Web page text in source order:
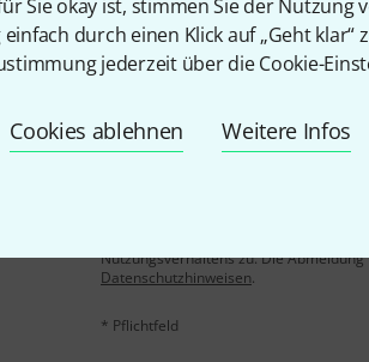
Sie okay ist, stimmen Sie der Nutzung
durch einen Klick auf „Geht klar“
jederzeit über die Cookie-
Cookies ablehnen Weitere Infos
Glück
Nutzungsverhaltens zu. Die
Datenschutzhinweisen.
* Pflichtfeld